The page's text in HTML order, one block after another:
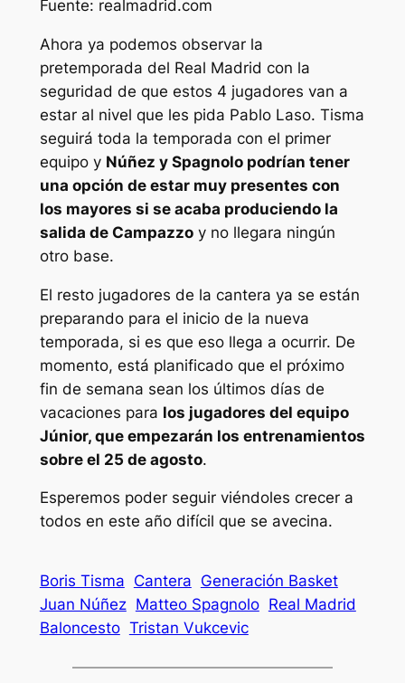
Fuente: realmadrid.com
Ahora ya podemos observar la
pretemporada del Real Madrid con la
seguridad de que estos 4 jugadores van a
estar al nivel que les pida Pablo Laso. Tisma
seguirá toda la temporada con el primer
equipo y Núñez y Spagnolo podrían tener
una opción de estar muy presentes con
los mayores si se acaba produciendo la
salida de Campazzoy no llegara ningún
otro base.
El resto jugadores de la cantera ya se están
preparando para el inicio de la nueva
temporada, si es que eso llega a ocurrir. De
momento, está planificado que el próximo
fin de semana sean los últimos días de
vacaciones para los jugadores del equipo
Júnior, que empezarán los entrenamientos
sobre el 25 de agosto.
Esperemos poder seguir viéndoles crecer a
todos en este año difícil que se avecina.
Boris Tisma Cantera Generación Basket
Juan Núñez Matteo Spagnolo Real Madrid
Baloncesto Tristan Vukcevic